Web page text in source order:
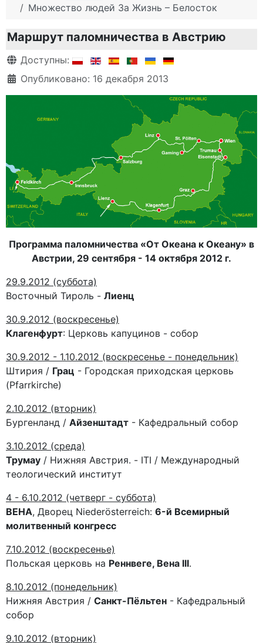
Множество людей За Жизнь – Белосток
Маршрут паломничества в Австрию
Информация о материале
Доступны:
Опубликовано: 16 декабря 2013
Программа паломничества «От Океана к Океану» в
Австрии, 29 сентября - 14 октября 2012 г.
29.9.2012 (суббота)
Восточный Тироль - Лиенц
30.9.2012 (воскресенье)
Клагенфурт: Церковь капуцинов - собор
30.9.2012 - 1.10.2012 (воскресенье - понедельник)
Штирия / Грац - Городская приходская церковь
(Pfarrkirche)
2.10.2012 (вторник)
Бургенланд / Айзенштадт - Кафедральный собор
3.10.2012 (среда)
Трумау / Нижняя Австрия. - ITI / Международный
теологический институт
4 - 6.10.2012 (четверг - суббота)
ВЕНА, Дворец Niederösterreich: 6-й Всемирный
молитвенный конгресс
7.10.2012 (воскресенье)
Польская церковь на Реннвеге, Вена III.
8.10.2012 (понедельник)
Нижняя Австрия / Санкт-Пёльтен - Кафедральный
собор
9.10.2012 (вторник)